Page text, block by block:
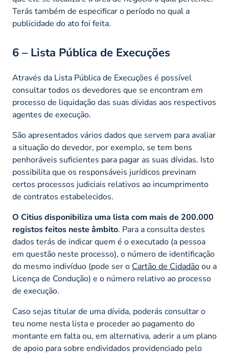
Terás também de especificar o período no qual a
publicidade do ato foi feita.
6 – Lista Pública de Execuções
Através da Lista Pública de Execuções é possível
consultar todos os devedores que se encontram em
processo de liquidação das suas dívidas aos respectivos
agentes de execução.
São apresentados vários dados que servem para avaliar
a situação do devedor, por exemplo, se tem bens
penhoráveis suficientes para pagar as suas dívidas. Isto
possibilita que os responsáveis jurídicos previnam
certos processos judiciais relativos ao incumprimento
de contratos estabelecidos.
O Citius disponibiliza uma lista com mais de 200.000
registos feitos neste âmbito. Para a consulta destes
dados terás de indicar quem é o executado (a pessoa
em questão neste processo), o número de identificação
do mesmo indivíduo (pode ser o Cartão de Cidadãoou a
Licença de Condução) e o número relativo ao processo
de execução.
Caso sejas titular de uma dívida, poderás consultar o
teu nome nesta lista e proceder ao pagamento do
montante em falta ou, em alternativa, aderir a um plano
de apoio para sobre endividados providenciado pelo